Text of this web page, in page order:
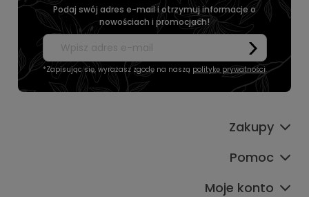
Podaj swój adres e-mail i otrzymuj informacje o
nowościach i promocjach!
*Zapisując się, wyrażasz zgodę na naszą politykę prywatności.
Zakupy
Pomoc
Moje konto